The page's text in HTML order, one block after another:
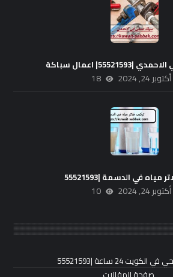
اعمال سباكة
أكتوبر 24, 2024 18
مياه في الدسمة |55521593
أكتوبر 24, 2024 10
24 ساعة |55521593